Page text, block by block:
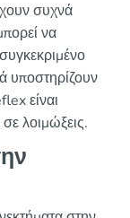
συχνά
να
υποστηρίζουν
είναι
λοιμώξεις.